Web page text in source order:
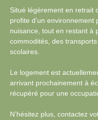
Situé légèrement en retrait
profite d’un
nuisance, tout en restant à
commodités, des
scolaires.
Le logement est
arrivant prochainement à
récupéré pour une
N’hésitez plus, contactez